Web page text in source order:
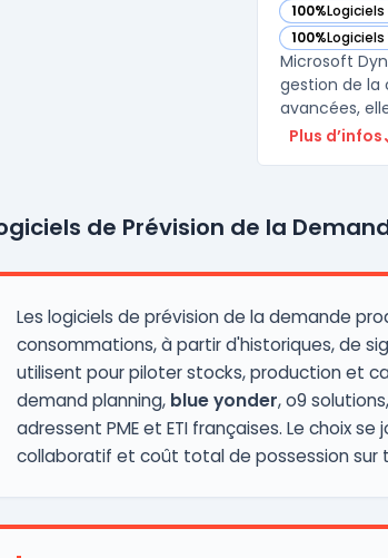
100%
— voir
100%
— voir
Microsoft
gestion de la
avancées,
Plus d’infos
de Prévision de la
Les logiciels de prévision de la demande
consommations, à partir d'historiques, de
utilisent pour piloter stocks, production et
demand planning, blue yonder, o9
adressent PME et ETI françaises. Le choix
collaboratif et coût total de possession sur